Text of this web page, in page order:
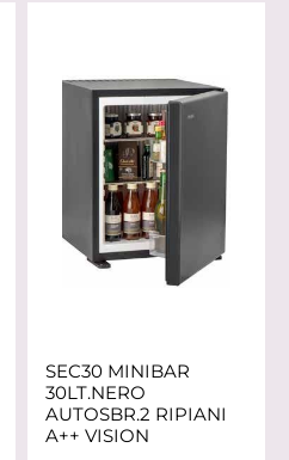
SEC30 MINIBAR
30LT.NERO
AUTOSBR.2 RIPIANI
A++ VISION